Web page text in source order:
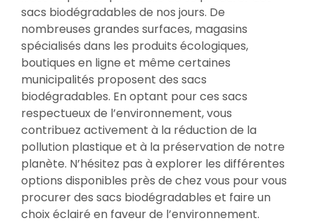
sacs biodégradables de nos jours. De
nombreuses grandes surfaces, magasins
spécialisés dans les produits écologiques,
boutiques en ligne et même certaines
municipalités proposent des sacs
biodégradables. En optant pour ces sacs
respectueux de l’environnement, vous
contribuez activement à la réduction de la
pollution plastique et à la préservation de notre
planète. N’hésitez pas à explorer les différentes
options disponibles près de chez vous pour vous
procurer des sacs biodégradables et faire un
choix éclairé en faveur de l’environnement.